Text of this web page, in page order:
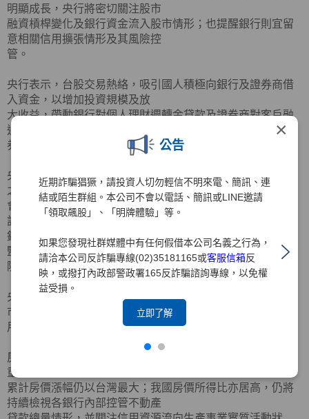
×
公告
近期詐騙猖獗，請投資人切勿輕信不明來電、簡訊、連
結或陌生群組。本公司不會以電話、簡訊或LINE邀請
「領取飆股」、「明牌體驗」等。
如果您發現社群媒體中有任何假借本公司名義之行為，
請洽本公司反詐騙專線(02)35181165或客服信箱反
映，或撥打內政部警政署165反詐騙諮詢專線，以免權
益受損。
立即了解
明顯成長，央行將密切關注股市
融資槓桿變化及銀行資金流入股市情形；也提醒銀行則宜留
意相關信用擴張情形及其風險控
管。
央行表示，台股交易熱絡，吸引國人積極向銀行及證券商借
入資金，以增加投資規模及放
大收益，帶動銀行對個人理財週轉金貸款及證券商對客戶融
通總餘額明顯成長；另銀行對證
券期貨及金融輔助業之放款餘額亦持續攀升。
央行也提及，依我國監理架構，對資本市場及個別金融機構
之監理係屬金管會職掌，金管
會表示已密切關注前述現象，除對證券商之資金來源與運用
訂有雙向風險控管機制外，亦對
銀行之理財型房貸、股票質押及信用貸款等授信業務，持續
監控其貸款金額及逾放比率等風
險指標之變化。
央行重申，將密切關注股市融資槓桿變化及銀行資金流入股
市情形；銀行則宜留意相關信
用擴張情形及其風險控管。
房市方面，央行認為，國內房價修正有限，民眾購屋負擔仍
重：自疫情迄今，主要經濟體
累計房價漲幅仍以台灣最大；我國房價所得比亦居高，仍將
持續檢視各銀行內部控管不動產